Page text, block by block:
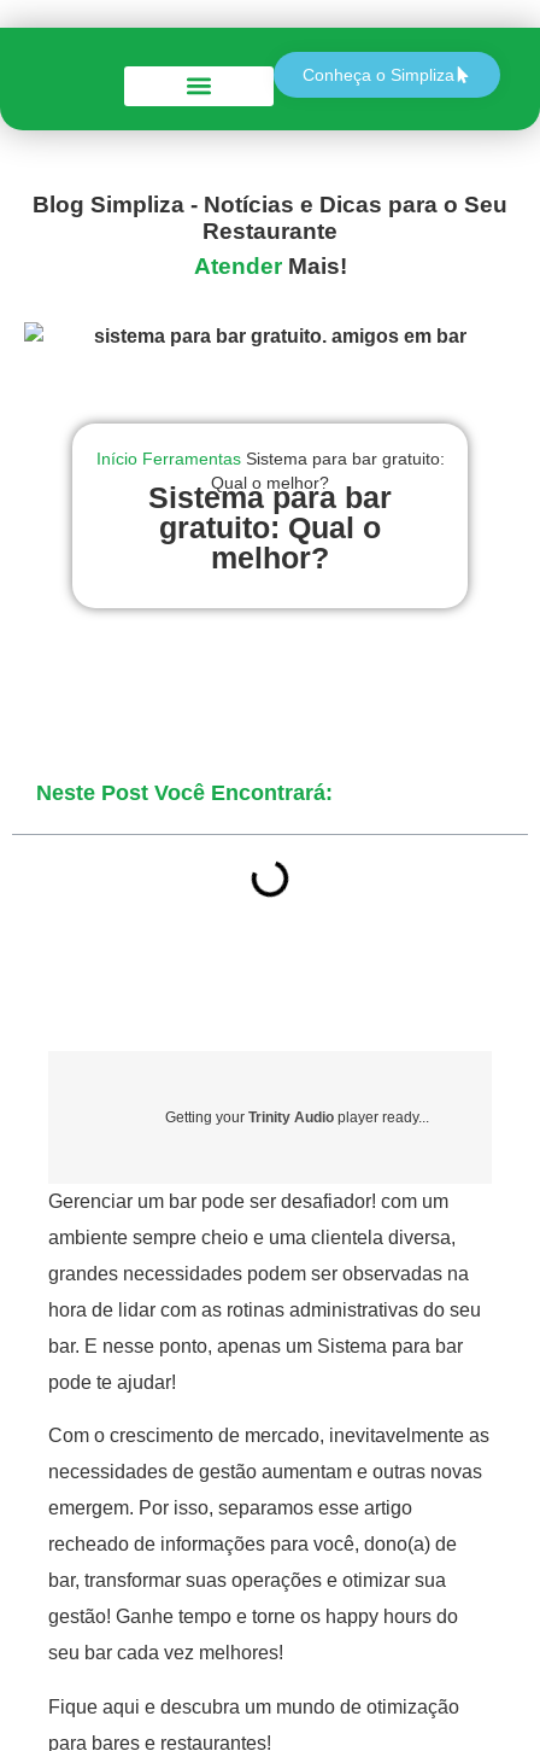
Conheça o Simpliza
Blog Simpliza - Notícias e Dicas para o Seu
Restaurante
Atender Mais!
Início Ferramentas Sistema para bar gratuito:
Qual o melhor?
Sistema para bar
gratuito: Qual o
melhor?
Neste Post Você Encontrará:
Getting your Trinity Audio player ready...
Gerenciar um bar pode ser desafiador! com um
ambiente sempre cheio e uma clientela diversa,
grandes necessidades podem ser observadas na
hora de lidar com as rotinas administrativas do seu
bar. E nesse ponto, apenas um Sistema para bar
pode te ajudar!
Com o crescimento de mercado, inevitavelmente as
necessidades de gestão aumentam e outras novas
emergem. Por isso, separamos esse artigo
recheado de informações para você, dono(a) de
bar, transformar suas operações e otimizar sua
gestão! Ganhe tempo e torne os happy hours do
seu bar cada vez melhores!
Fique aqui e descubra um mundo de otimização
para bares e restaurantes!